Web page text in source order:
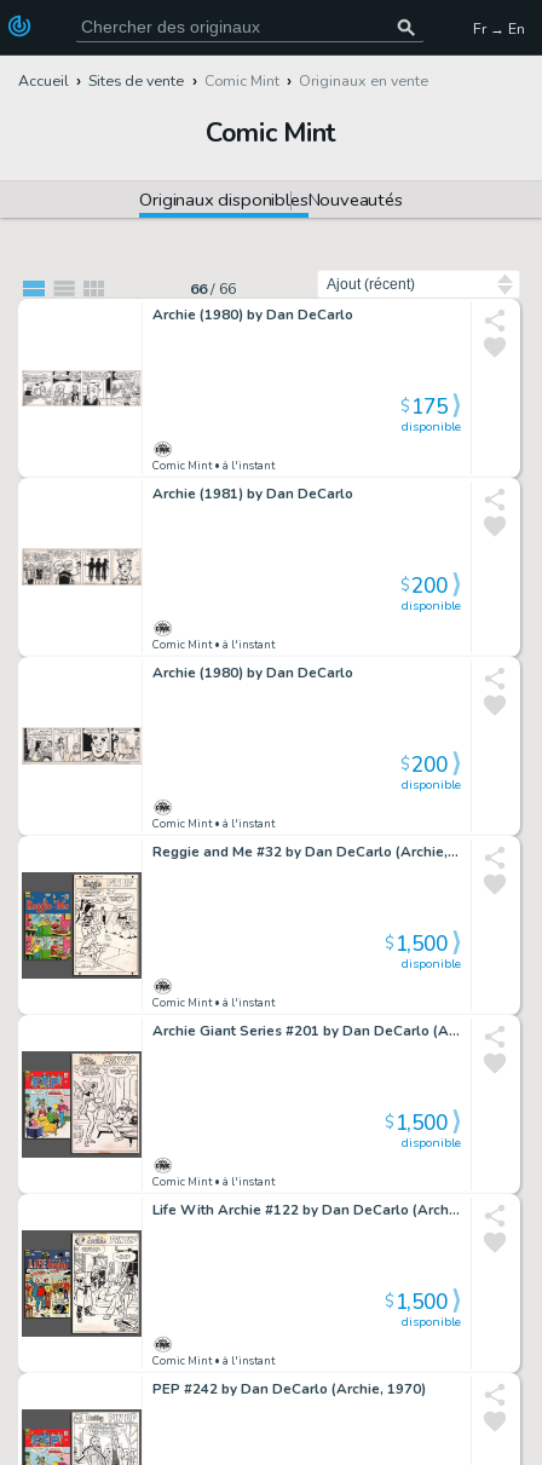
Fr → En
Accueil Sites de vente Comic Mint Originaux en vente
Comic Mint
Originaux disponiblesNouveautés
66/ 66
Archie (1980) by Dan DeCarlo
Comic Mint• à l'instant
disponible
$175
Archie (1981) by Dan DeCarlo
Comic Mint• à l'instant
disponible
$200
Archie (1980) by Dan DeCarlo
Comic Mint• à l'instant
disponible
$200
Reggie and Me #32 by Dan DeCarlo (Archie, 1968)
Comic Mint• à l'instant
disponible
$1,500
Archie Giant Series #201 by Dan DeCarlo (Archie, 1972)
Comic Mint• à l'instant
disponible
$1,500
Life With Archie #122 by Dan DeCarlo (Archie, 1972)
Comic Mint• à l'instant
disponible
$1,500
PEP #242 by Dan DeCarlo (Archie, 1970)